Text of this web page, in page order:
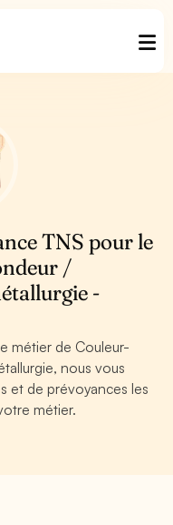
TNS pour le
/
-
métier de Couleur-
nous vous
et de prévoyances les
métier.